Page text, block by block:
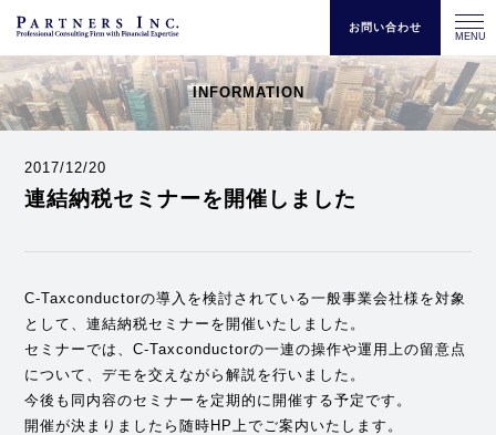
お問い合わせ
INFORMATION
2017/12/20
連結納税セミナーを開催しました
C-Taxconductorの導入を検討されている一般事業会社様を対象
として、連結納税セミナーを開催いたしました。
セミナーでは、C-Taxconductorの一連の操作や運用上の留意点
について、デモを交えながら解説を行いました。
今後も同内容のセミナーを定期的に開催する予定です。
開催が決まりましたら随時HP上でご案内いたします。
MENU